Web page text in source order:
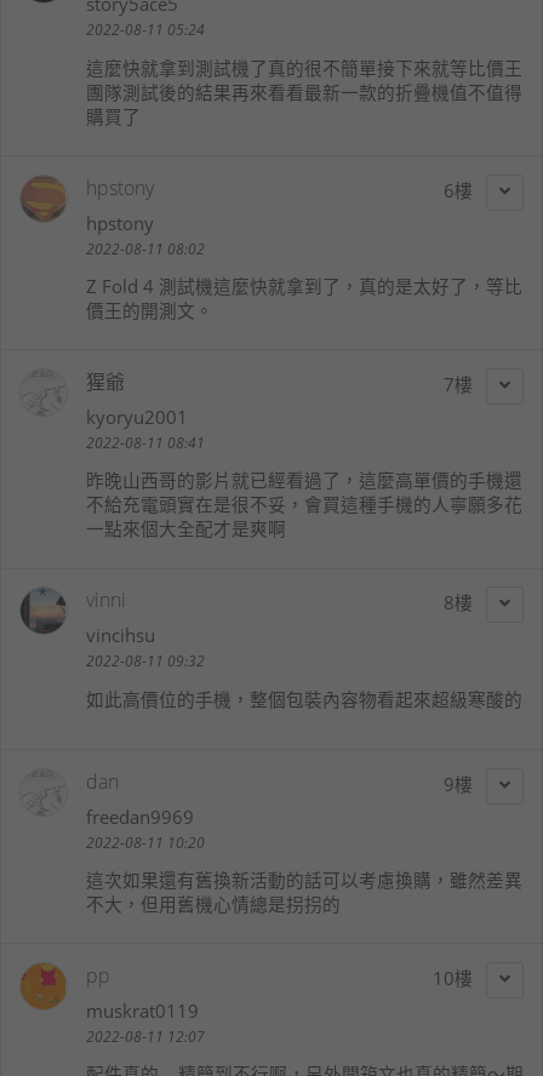
2022-08-11 05:24
這麼快就拿到測試機了真的很不簡單接下來就等比價王
團隊測試後的結果再來看看最新一款的折疊機值不值得
購買了
6
hpstony
hpstony
2022-08-11 08:02
Z Fold 4 測試機這麼快就拿到了，真的是太好了，等比
價王的開測文。
7
猩爺
kyoryu2001
2022-08-11 08:41
昨晚山西哥的影片就已經看過了，這麼高單價的手機還
不給充電頭實在是很不妥，會買這種手機的人寧願多花
一點來個大全配才是爽啊
8
vinni
vincihsu
2022-08-11 09:32
如此高價位的手機，整個包裝內容物看起來超級寒酸的
9
dan
freedan9969
2022-08-11 10:20
這次如果還有舊換新活動的話可以考慮換購，雖然差異
不大，但用舊機心情總是拐拐的
10
pp
muskrat0119
2022-08-11 12:07